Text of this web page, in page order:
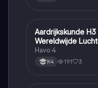
Aardrijkskunde
Aardrijkskunde
Wereldwijde
Havo 4
K4 191 3